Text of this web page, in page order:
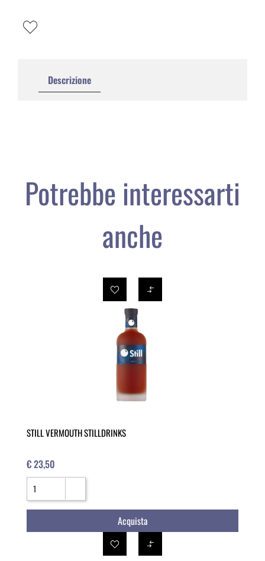
Descrizione
Potrebbe interessarti
anche
STILL VERMOUTH STILLDRINKS
€ 23,50
Quantità
Acquista